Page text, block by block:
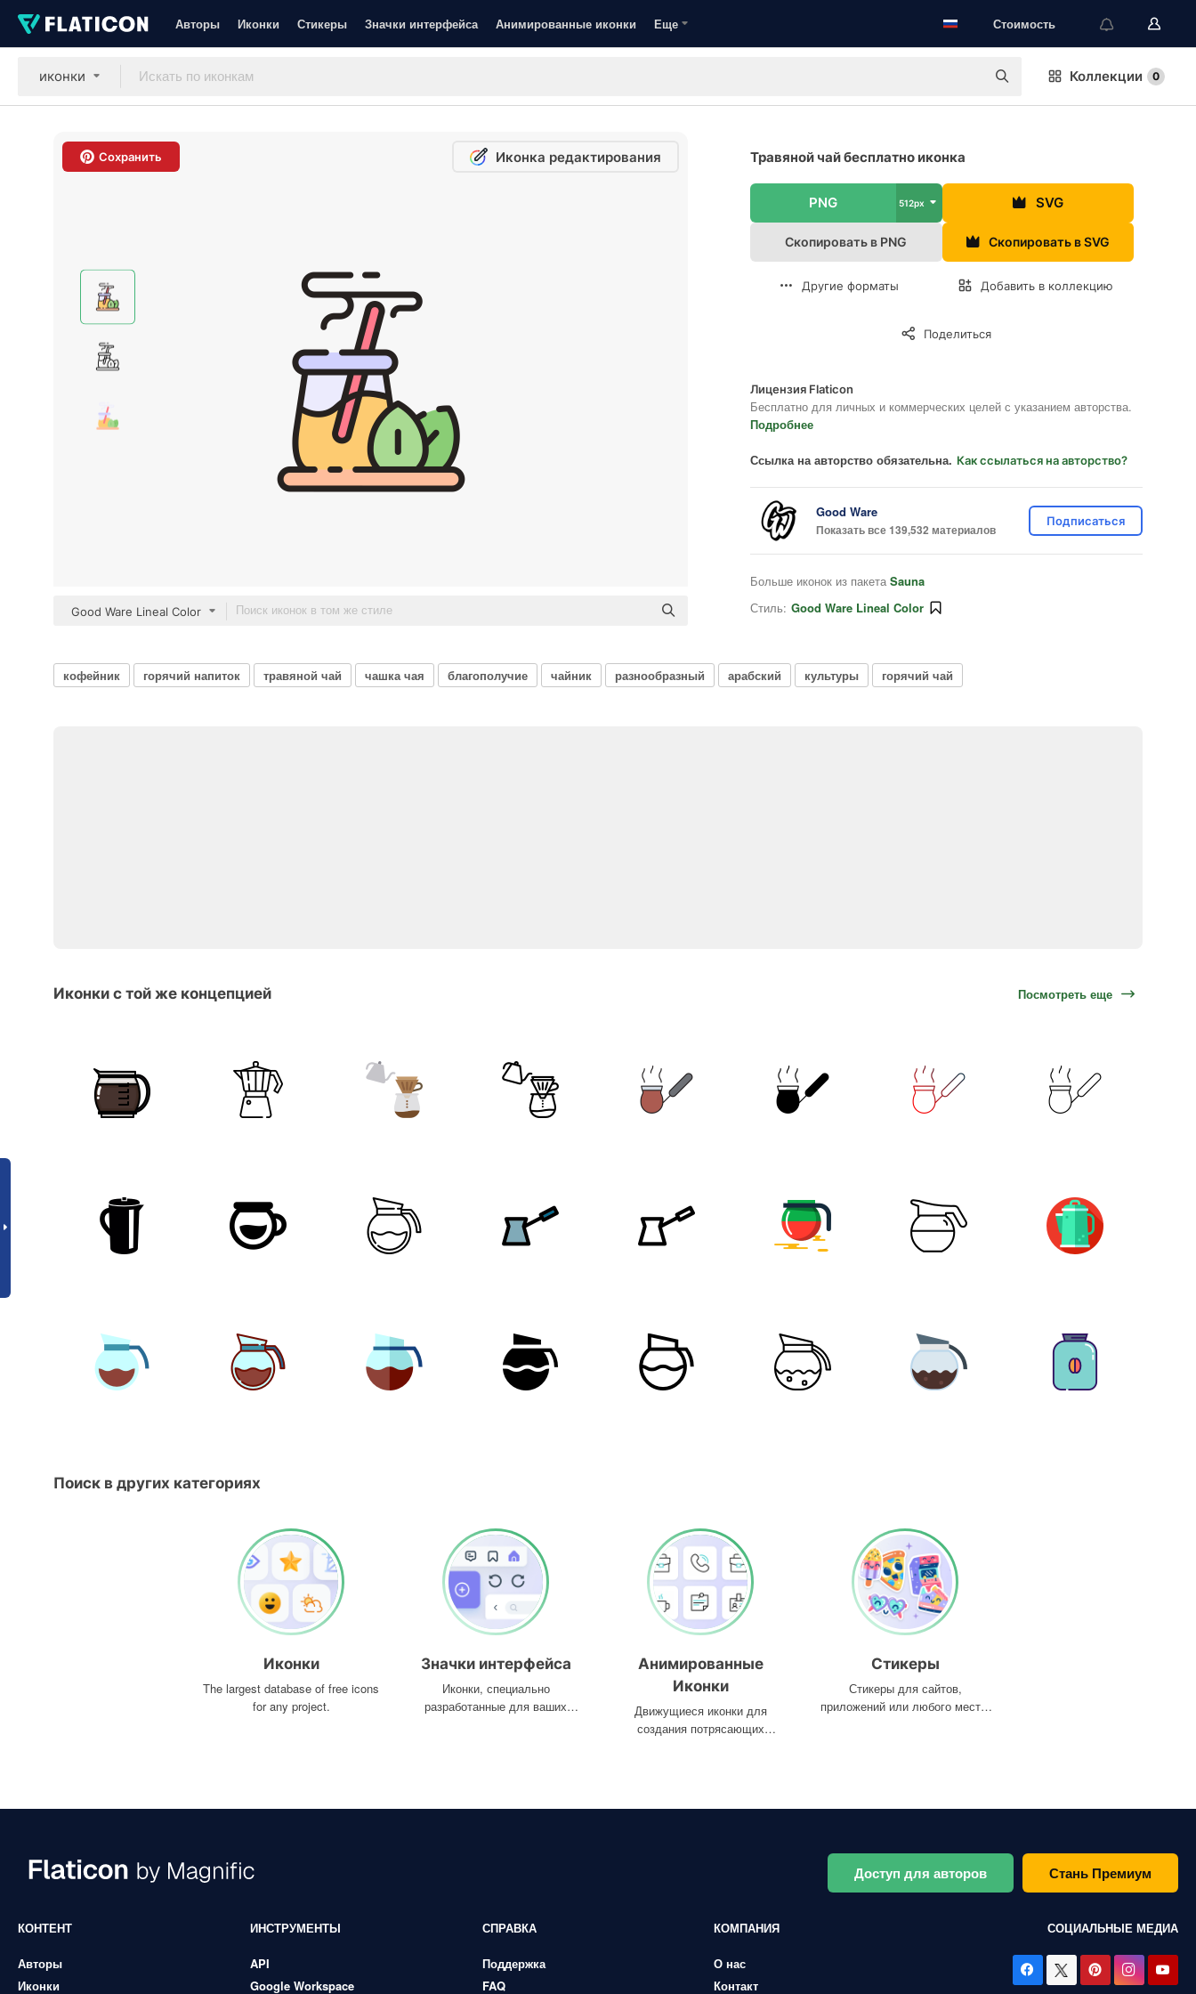
Авторы Иконки Стикеры Значки интерфейса Анимированные иконки Еще Стоимость
иконки Коллекции 0
Сохранить Иконка редактирования
Good Ware Lineal Color
Травяной чай бесплатно иконка
PNG 512px SVG
Скопировать в PNG Скопировать в SVG
Другие форматы Добавить в коллекцию
Поделиться
Лицензия Flaticon
Бесплатно для личных и коммерческих целей с указанием авторства.
Подробнее
Ссылка на авторство обязательна. Как ссылаться на авторство?
Good Ware
Показать все 139,532 материалов
Подписаться
Больше иконок из пакета Sauna
Стиль: Good Ware Lineal Color
кофейник горячий напиток травяной чай чашка чая благополучие чайник разнообразный арабский культуры горячий чай
Иконки с той же концепцией Посмотреть еще
Поиск в других категориях
Иконки
The largest database of free icons
for any project.
Значки интерфейса
Иконки, специально
разработанные для ваших
Анимированные
Иконки
Движущиеся иконки для
создания потрясающих
Стикеры
Стикеры для сайтов,
приложений или любого места,
Доступ для авторов Стань Премиум
КОНТЕНТ
Авторы
Иконки
ИНСТРУМЕНТЫ
API
Google Workspace
СПРАВКА
Поддержка
FAQ
КОМПАНИЯ
О нас
Контакт
СОЦИАЛЬНЫЕ МЕДИА